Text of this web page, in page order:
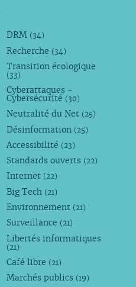
DRM (34)
Recherche (34)
Transition écologique
(33)
Cyberattaques -
Cybersécurité (30)
Neutralité du Net (25)
Désinformation (25)
Accessibilité (23)
Standards ouverts (22)
Internet (22)
Big Tech (21)
Environnement (21)
Surveillance (21)
Libertés informatiques
(21)
Café libre (21)
Marchés publics (19)